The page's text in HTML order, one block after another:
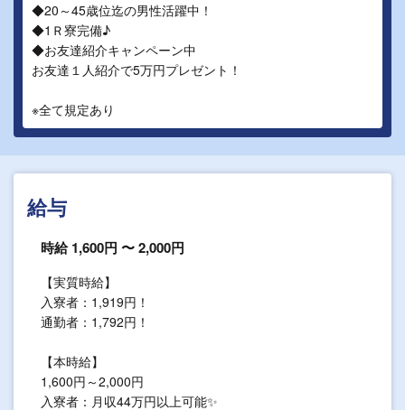
◆20～45歳位迄の男性活躍中！
◆1Ｒ寮完備♪
◆お友達紹介キャンペーン中
お友達１人紹介で5万円プレゼント！
※全て規定あり
給与
時給 1,600円 〜 2,000円
【実質時給】
入寮者：1,919円！
通勤者：1,792円！
【本時給】
1,600円～2,000円
入寮者：月収44万円以上可能✨